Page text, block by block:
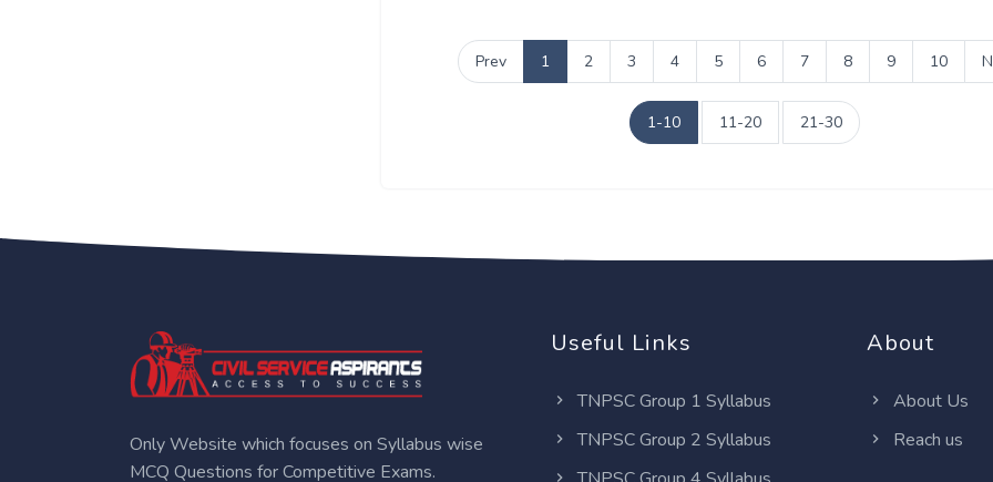
Prev 1 2 3 4 5 6 7 8 9 10
1-10 11-20 21-30
Only Website which focuses on Syllabus wise
MCQ Questions for Competitive Exams.
Useful Links
TNPSC Group 1 Syllabus
TNPSC Group 2 Syllabus
About
About Us
Reach us